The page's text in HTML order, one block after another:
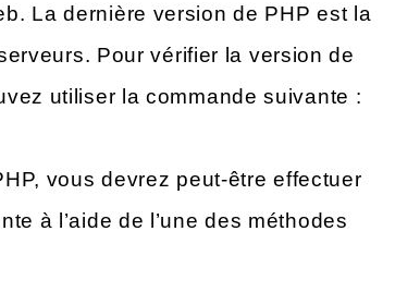
La dernière version de PHP est la
Pour vérifier la version de
utiliser la commande suivante :
vous devrez peut-être effectuer
à l’aide de l’une des méthodes